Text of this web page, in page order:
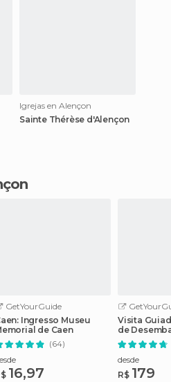
Igrejas en Alençon
Sainte Thérèse d'Alençon
GetYourGuide
Ingresso Museu
de Caen
(64)
16,97
Visita
de
Memorial
desde
R$ 179